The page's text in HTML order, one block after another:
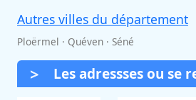
Autres villes du département
Ploërmel · Quéven · Séné
Les adressses ou se